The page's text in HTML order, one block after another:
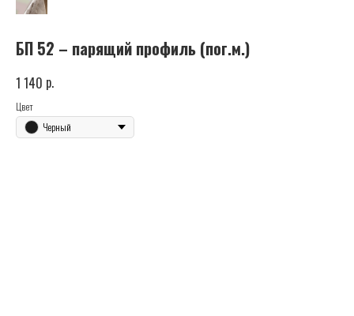
БП 52 – парящий профиль (пог.м.)
1 140 р.
Цвет
Черный